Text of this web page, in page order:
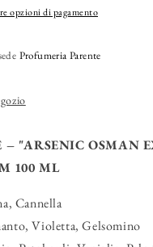
opzioni di pagamento
Profumeria Parente
"ARSENIC OSMAN
100 ML
Cannella
Violetta, Gelsomino